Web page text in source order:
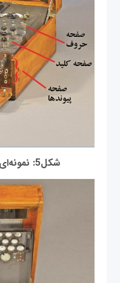
شكل5: نمونه‌ای واقعی از دستگاه انیگما